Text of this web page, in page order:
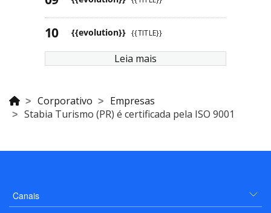
{{evolution}} {{TITLE}}
Leia mais
Corporativo
Empresas
Stabia Turismo (PR) é certificada pela ISO 9001
Canais